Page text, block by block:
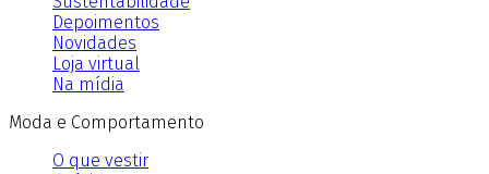
Depoimentos
Novidades
Loja virtual
Na mídia
Moda e Comportamento
O que vestir